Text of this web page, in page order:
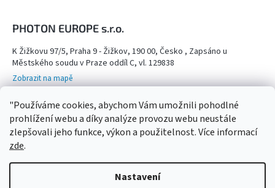
"Používáme cookies, abychom Vám umožnili pohodlné
prohlížení webu a díky analýze provozu webu neustále
zlepšovali jeho funkce, výkon a použitelnost. Více informací
zde.
Nastavení
PHOTON EUROPE s.r.o.
K Žižkovu 97/5, Praha 9 - Žižkov, 190 00, Česko , Zapsáno u
Městského soudu v Praze oddíl C, vl. 129838
Zobrazit na mapě
Kamenný obchod,
Photon Europe. Všechna práva